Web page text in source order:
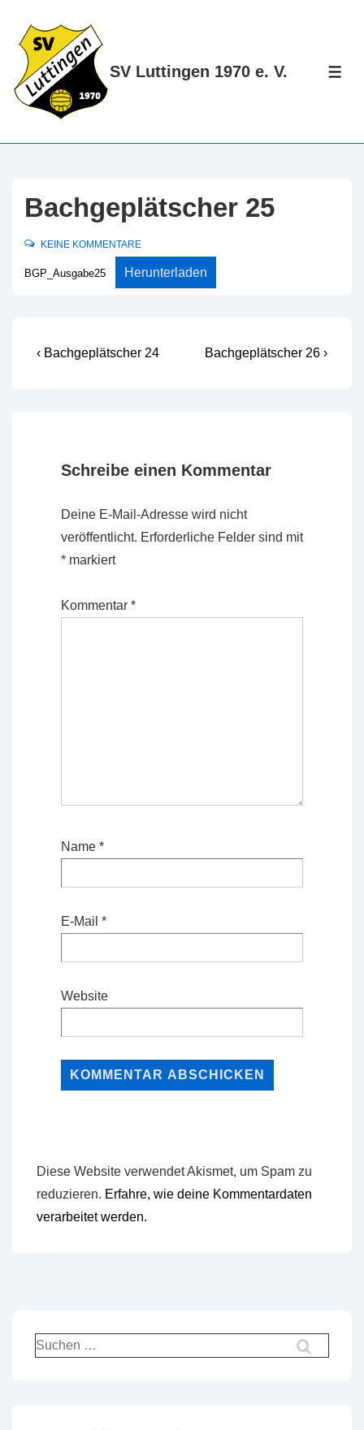
Zum
Inhalt
SV Luttingen 1970 e. V.
Bachgeplätscher 25
KEINE KOMMENTARE
BGP_Ausgabe25 Herunterladen
Beitragsnavigation
Vorheriger
‹ Bachgeplätscher 24
Nächster
Bachgeplätscher 26 ›
Schreibe einen Kommentar
Deine E-Mail-Adresse wird nicht
veröffentlicht. Erforderliche Felder sind mit
* markiert
Kommentar *
Name *
E-Mail *
Website
Diese Website verwendet Akismet, um Spam zu
reduzieren. Erfahre, wie deine Kommentardaten
verarbeitet werden.
Suchen
nach: